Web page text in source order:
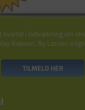
kvartal i lodtrækning om
Kay Bojesen, By Lassen
TILMELD HER